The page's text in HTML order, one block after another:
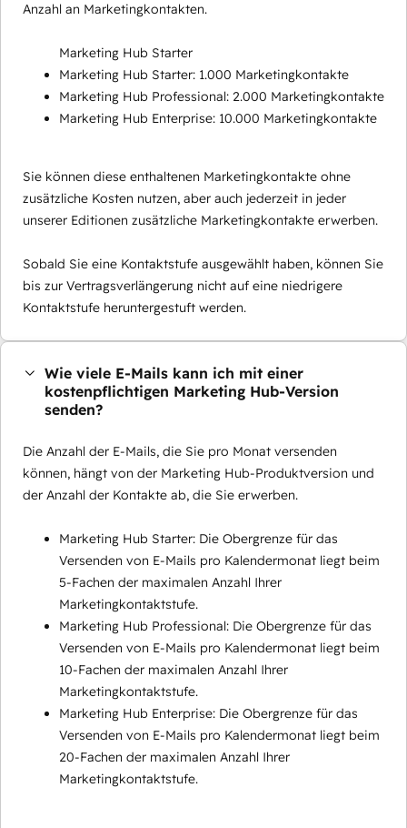
Anzahl an Marketingkontakten.
Marketing Hub Starter
Marketing Hub Starter: 1.000 Marketingkontakte
Marketing Hub Professional: 2.000 Marketingkontakte
Marketing Hub Enterprise: 10.000 Marketingkontakte
Sie können diese enthaltenen Marketingkontakte ohne
zusätzliche Kosten nutzen, aber auch jederzeit in jeder
unserer Editionen zusätzliche Marketingkontakte erwerben.
Sobald Sie eine Kontaktstufe ausgewählt haben, können Sie
bis zur Vertragsverlängerung nicht auf eine niedrigere
Kontaktstufe heruntergestuft werden.
Wie viele E-Mails kann ich mit einer
kostenpflichtigen Marketing Hub-Version
senden?
Die Anzahl der E-Mails, die Sie pro Monat versenden
können, hängt von der Marketing Hub-Produktversion und
der Anzahl der Kontakte ab, die Sie erwerben.
Marketing Hub Starter: Die Obergrenze für das
Versenden von E-Mails pro Kalendermonat liegt beim
5-Fachen der maximalen Anzahl Ihrer
Marketingkontaktstufe.
Marketing Hub Professional: Die Obergrenze für das
Versenden von E-Mails pro Kalendermonat liegt beim
10-Fachen der maximalen Anzahl Ihrer
Marketingkontaktstufe.
Marketing Hub Enterprise: Die Obergrenze für das
Versenden von E-Mails pro Kalendermonat liegt beim
20-Fachen der maximalen Anzahl Ihrer
Marketingkontaktstufe.